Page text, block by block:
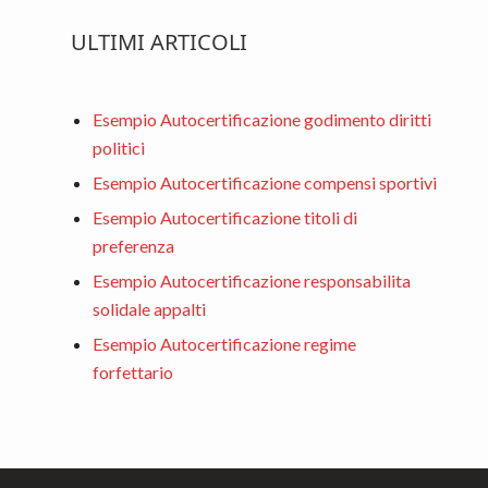
ULTIMI ARTICOLI
Esempio Autocertificazione godimento diritti
politici
Esempio Autocertificazione compensi sportivi
Esempio Autocertificazione titoli di
preferenza
Esempio Autocertificazione responsabilita
solidale appalti
Esempio Autocertificazione regime
forfettario